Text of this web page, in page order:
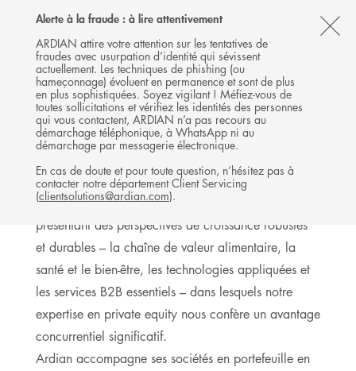
Alerte à la fraude : à lire attentivement
ARDIAN attire votre attention sur les tentatives de
fraudes avec usurpation d’identité qui sévissent
actuellement. Les techniques de phishing (ou
hameçonnage) évoluent en permanence et sont de plus
en plus sophistiquées. Soyez vigilant ! Méfiez-vous de
toutes sollicitations et vérifiez les identités des personnes
qui vous contactent, ARDIAN n’a pas recours au
démarchage téléphonique, à WhatsApp ni au
démarchage par messagerie électronique.
En cas de doute et pour toute question, n’hésitez pas à
contacter notre département Client Servicing
(clientsolutions@ardian.com).
Follow
Ardian
on
X
Follow
Ardian
on
LinkedIn
Follow
Ardian
on
YouTube
Ardian
on
Jobs
on
LinkedIn
MENU
INVESTISSEMENTS
BUYOUT
Expertise sectorielle
Nous sommes spécialisés dans quatre secteurs
présentant des perspectives de croissance robustes
et durables – la chaîne de valeur alimentaire, la
santé et le bien-être, les technologies appliquées et
les services B2B essentiels – dans lesquels notre
expertise en private equity nous confère un avantage
concurrentiel significatif.
Ardian accompagne ses sociétés en portefeuille en